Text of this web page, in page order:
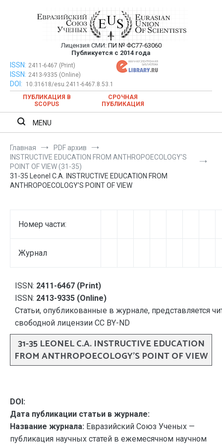
Евразийский Союз Ученых —
публикация научных статей в
ежемесячном научном журнале
Лицензия СМИ: ПИ № ФС77-63060
Публикуется с 2014 года
Евразийский Союз Ученых — публикация научных статей в
ежемесячном научном журнале
ISSN: 2411-6467 (Print)
ISSN: 2413-9335 (Online)
DOI:
10.31618/esu.2411-6467.8.53.1
ПУБЛИКАЦИЯ В
SCOPUS
СРОЧНАЯ
ПУБЛИКАЦИЯ
MENU
Главная
PDF архив
INSTRUCTIVE EDUCATION FROM ANTHROPOECOLOGY’S
POINT OF VIEW (31-35)
31-35 Leonel C.A. INSTRUCTIVE EDUCATION FROM
ANTHROPOECOLOGY’S POINT OF VIEW
Номер части:
Журнал
ISSN: 2411-6467 (Print)
ISSN: 2413-9335 (Online)
Статьи, опубликованные в журнале, представляется
свободной лицензии CC BY-ND
31-35 LEONEL C.A. INSTRUCTIVE EDUCATION
FROM ANTHROPOECOLOGY’S POINT OF VIEW
DOI:
Дата публикации статьи в журнале:
Название журнала: Евразийский Союз Ученых —
публикация научных статей в ежемесячном научном